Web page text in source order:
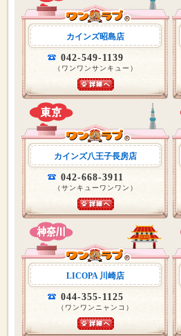
カインズ昭島店
042-549-1139
（ワンワンサンキュー）
カインズ八王子長房店
042-668-3911
（サンキューワンワン）
LICOPA 川崎店
044-355-1125
（ワンワンニャンコ）